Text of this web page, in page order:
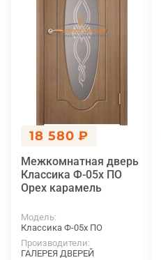
18 580 ₽
Межкомнатная дверь
Классика Ф-05х ПО
Орех карамель
Модель
Классика Ф-05х ПО
Производители
ГАЛЕРЕЯ ДВЕРЕЙ